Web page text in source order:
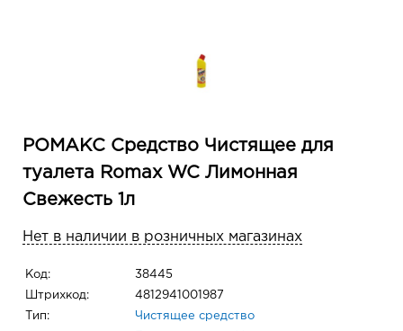
РОМАКС Средство Чистящее для
туалета Romax WC Лимонная
Свежесть 1л
Нет в наличии в розничных магазинах
Код: 38445
Штрихкод: 4812941001987
Тип: Чистящее средство